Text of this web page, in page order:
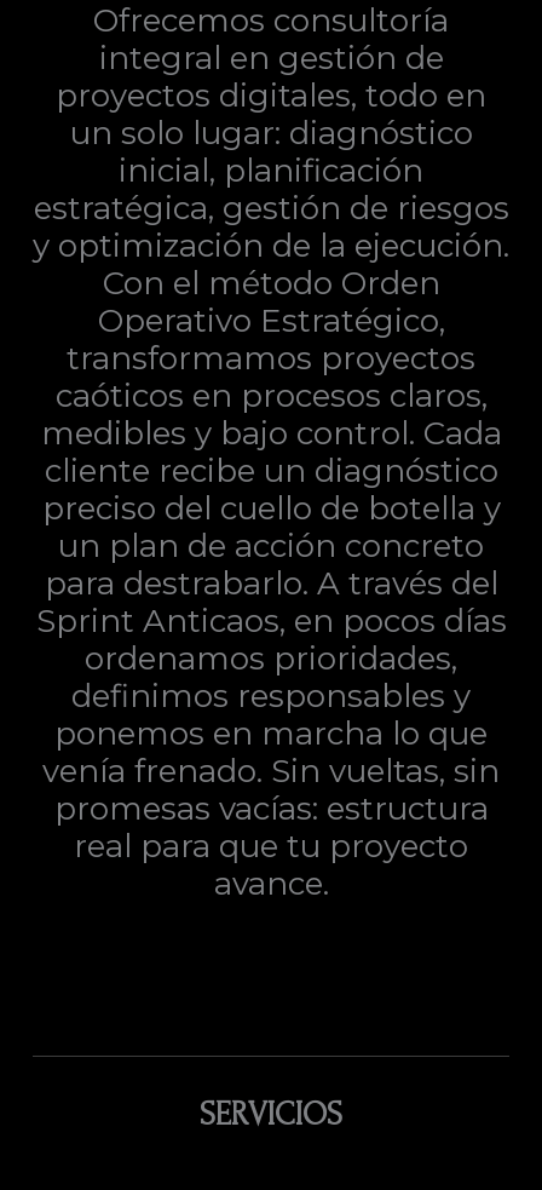
Ofrecemos consultoría
integral en gestión de
proyectos digitales, todo en
un solo lugar: diagnóstico
inicial, planificación
estratégica, gestión de riesgos
y optimización de la ejecución.
Con el método Orden
Operativo Estratégico,
transformamos proyectos
caóticos en procesos claros,
medibles y bajo control. Cada
cliente recibe un diagnóstico
preciso del cuello de botella y
un plan de acción concreto
para destrabarlo. A través del
Sprint Anticaos, en pocos días
ordenamos prioridades,
definimos responsables y
ponemos en marcha lo que
venía frenado. Sin vueltas, sin
promesas vacías: estructura
real para que tu proyecto
avance.
SERVICIOS